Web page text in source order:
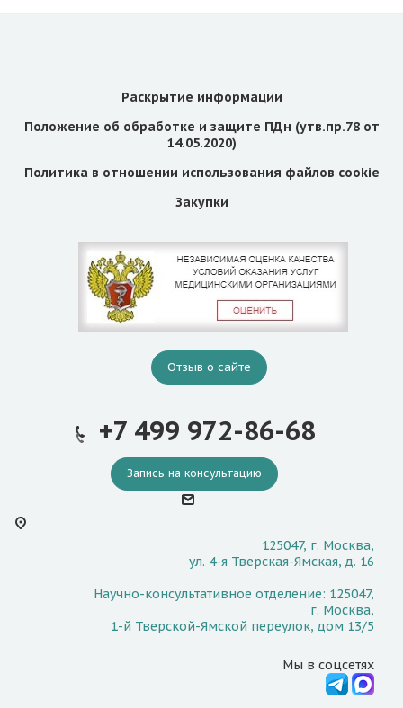
Раскрытие информации
Положение об обработке и защите ПДн (утв.пр.78 от
14.05.2020)
Политика в отношении использования файлов cookie
Закупки
Отзыв о сайте
+7 499 972-86-68
Запись на консультацию
125047, г. Москва,
ул. 4-я Тверская-Ямская, д. 16
Научно-консультативное отделение: 125047,
г. Москва,
1-й Тверской-Ямской переулок, дом 13/5
Мы в соцсетях